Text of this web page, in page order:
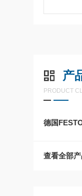
产
PRODUCT
德国
查看全部